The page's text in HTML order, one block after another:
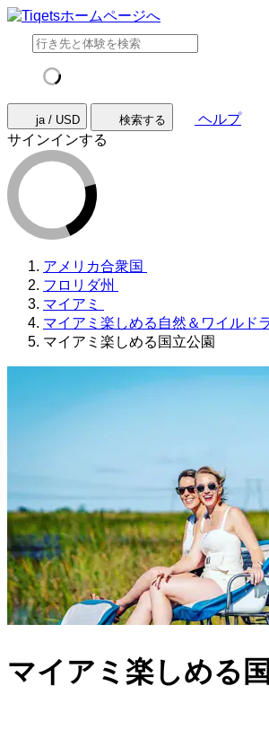
ja / USD 検索する
ヘルプ
サインインする
アメリカ合衆国
フロリダ州
マイアミ
マイアミ楽しめる自然＆ワイルド
マイアミ楽しめる国立公園
マイアミ楽しめる